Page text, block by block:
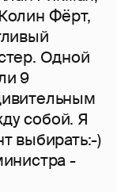
Фёрт,
Одной
9
собой. Я
выбирать:-)
-